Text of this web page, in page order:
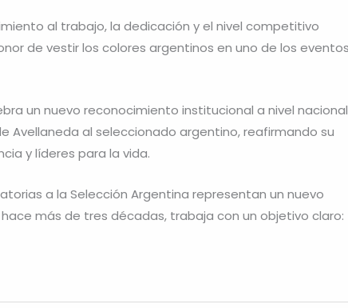
al trabajo, la dedicación y el nivel competitivo
de vestir los colores argentinos en uno de los
un nuevo reconocimiento institucional a nivel
al seleccionado argentino, reafirmando su
y líderes para la vida.
a la Selección Argentina representan un nuevo
más de tres décadas, trabaja con un objetivo claro: